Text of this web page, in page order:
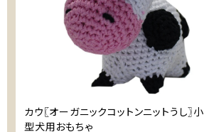
カウ〖オーガニックコットンニットうし〗小
型犬用おもちゃ